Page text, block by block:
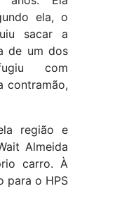
ela, o
sacar a
de um dos
com
contramão,
região e
Almeida
carro. À
para o HPS